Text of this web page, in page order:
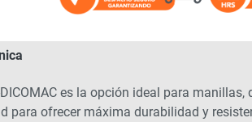
es la opción ideal para manillas,
para ofrecer máxima durabilidad y